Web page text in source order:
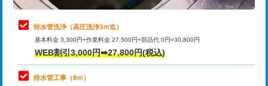
排水管工事（追加 排水管工事/3ｍ超
え）
マス交換（土の掘削・埋め戻し作業）
マス交換（深さ50㎝未満）
止水・漏水調査・防水処理・清掃・修
理・調整・分解・加工など（中作業）
22,000円
止水・漏水調査・防水処理・清掃・修
理・調整・分解・加工など（重作業）
33,000円
その他部品の脱着
排水管洗浄（高圧洗浄3ｍ迄）
基本料金 3,300円+作業料金 27,500円+部品代 0円=30,800円
WEB割引3,000円➡27,800円(税込)
排水管工事（8ｍ）